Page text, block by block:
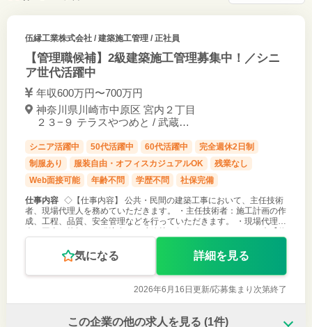
伍縁工業株式会社/ 建築施工管理 / 正社員
【管理職候補】2級建築施工管理募集中！／シニ
ア世代活躍中
年収600万円〜700万円
神奈川県川崎市中原区 宮内２丁目
２３−９ テラスやつめと / 武蔵新
シニア活躍中 50代活躍中 60代活躍中
完全週休2日制
制服あり
服装自由・オフィスカジュアルOK
残業なし
Web面接可能
年齢不問 学歴不問 社保完備
仕事内容 ◇【仕事内容】 公共・民間の建築工事において、主任技術
者、現場代理人を務めていただきます。 ・主任技術者：施工計画の作
成、工程、品質、安全管理などを行っていただきます。 ・現場代理
気になる 詳細を見る
2026年6月16日更新/応募集まり次第終了
この企業の他の求人を見る (1件)